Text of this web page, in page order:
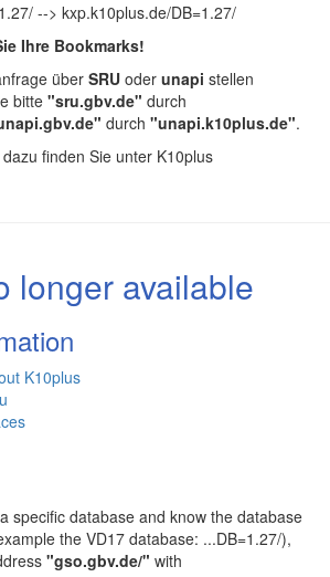
--> kxp.k10plus.de/DB=1.27/
Ihre Bookmarks!
über SRU oder unapi stellen
bitte "sru.gbv.de" durch
durch "unapi.k10plus.de".
finden Sie unter K10plus
longer available
K10plus
specific database and know the database
the VD17 database: ...DB=1.27/),
"gso.gbv.de/" with